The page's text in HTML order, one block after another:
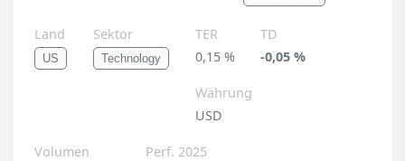
Land
US
Sektor
Technology
TER
0,15 %
TD
-0,05 %
Währung
USD
Volumen
Perf. 2025